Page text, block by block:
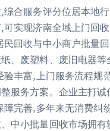
综合服务评分位居本地
可实现济南全域上门回
民回收与中小商户批量
、废塑料、废旧电器等
验丰富,上门服务流程规
服务方案。企业主打
障完善,多年来无消费纠
中小批量回收市场拥有